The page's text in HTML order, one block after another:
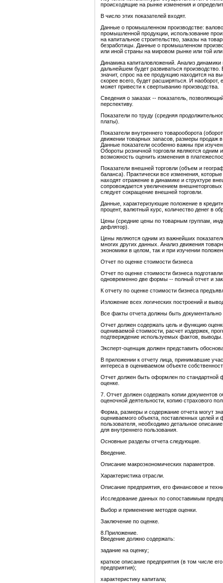
происходящие на рынке изменения и
В число этих показателей входят.
Данные о промышленном производстве:
промышленной продукции, использование
на капитальное строительство, заказы на
безработицы. Данные о промышленном
или иной страны на мировом рынке или той
Динамика капиталовложений. Анализ
дальнейшем будет развиваться
значит, спрос на ее продукцию находится на
скорее всего, будет расширяться. И
может привести к свертыванию производства.
Сведения о заказах -- показатель,
перспективу.
Показатели по труду (средняя
платы).
Показатели внутреннего товарооборота
движении товарных запасов, размеры продаж
Данные показатели особенно важны при
Обороты розничной торговли являются
возможность оценить изменения в
Показатели внешней торговли (объем и
баланса). Практически все изменения,
находят отражение в динамике и структуре
сопровождается увеличением
следует сокращение внешней торговли.
Данные, характеризующие положение в
процент, валютный курс, количество денег в
Цены (средние цены по товарным группам,
дефлятор).
Цены являются одним из важнейших
многих других данных. Анализ движения
экономики в целом, так и при изучении
Отчет по оценке стоимости бизнеса
Отчет по оценке стоимости бизнеса
одновременно две формы -- полный отчет и
К отчету по оценке стоимости бизнеса
Изложение всех логических построений и
Все факты отчета должны быть
Отчет должен содержать цель и функцию
оцениваемой стоимости, расчет издержек,
подтверждение используемых фактов, выводы.
Эксперт-оценщик должен представить
В приложении к отчету лица, принимавшие
интереса в оцениваемом объекте
Отчет должен быть оформлен по
оценке.
7. Отчет должен содержать копии документов
оценочной деятельности, копию страхового
Форма, размеры и содержание отчета могут
оцениваемого объекта, поставленных целей и
пользователя, необходимо детальное
для внутреннего пользования.
Основные разделы отчета следующие.
Введение.
Описание макроэкономических параметров.
Характеристика отрасли.
Описание предприятия, его финансовое и
Исследование данных по сопоставимым
Выбор и применение методов оценки.
Заключение по оценке.
8.Приложение.
Введение должно содержать:
задание на оценку;
краткое описание предприятия (в том числе
предприятия);
характеристику капитала;